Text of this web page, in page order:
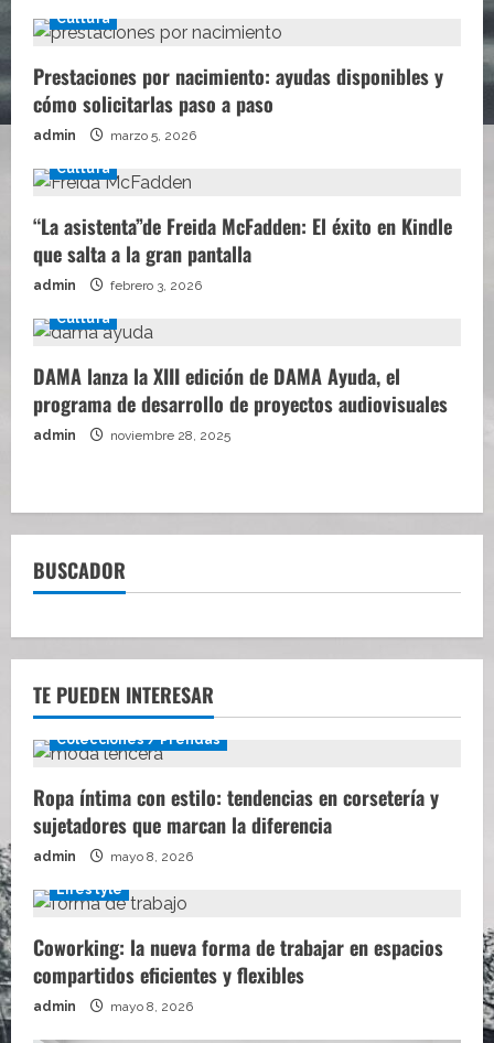
Cultura
Prestaciones por nacimiento: ayudas disponibles y
cómo solicitarlas paso a paso
admin marzo 5, 2026
Cultura
“La asistenta”de Freida McFadden: El éxito en Kindle
que salta a la gran pantalla
admin febrero 3, 2026
Cultura
DAMA lanza la XIII edición de DAMA Ayuda, el
programa de desarrollo de proyectos audiovisuales
admin noviembre 28, 2025
BUSCADOR
TE PUEDEN INTERESAR
Colecciones / Prendas
Ropa íntima con estilo: tendencias en corsetería y
sujetadores que marcan la diferencia
admin mayo 8, 2026
Lifestyle
Coworking: la nueva forma de trabajar en espacios
compartidos eficientes y flexibles
admin mayo 8, 2026